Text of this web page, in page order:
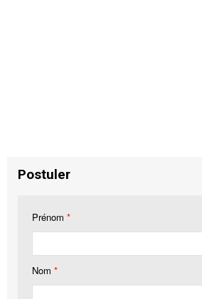
Postuler
Prénom *
Nom *